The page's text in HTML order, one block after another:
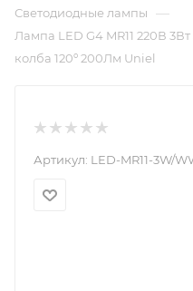
Светодиодные лампы —
Лампа LED G4 MR11 220В
колба 120º 200Лм Uniel
Артикул: LED-MR11-3W/